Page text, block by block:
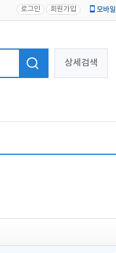
로그인 회원가입 모바일
상세검색